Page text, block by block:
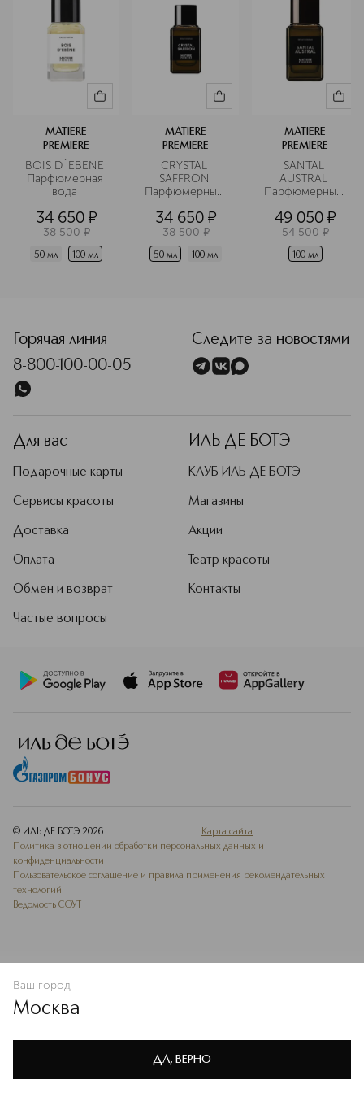
Политике конфиденциальности
MATIERE
PREMIERE
BOIS D`EBENE
Парфюмерная
34 650 ¤
38 500 ¤
50 мл 100 мл
MATIERE
PREMIERE
CRYSTAL
SAFFRON
Парфюмерный
34 650 ¤
38 500 ¤
50 мл 100 мл
MATIERE
PREMIERE
SANTAL
AUSTRAL
Парфюмерный
49 050 ¤
54 500 ¤
100 мл
В КОРЗИНУ
Горячая линия
8-800-100-00-05
Следите за новостями
Для вас
Подарочные карты
Сервисы красоты
Доставка
Оплата
Обмен и возврат
Частые вопросы
ИЛЬ ДЕ БОТЭ
КЛУБ ИЛЬ ДЕ БОТЭ
Магазины
Акции
Театр красоты
Контакты
© ИЛЬ ДЕ БОТЭ 2026
Карта сайта
Политика в отношении обработки персональных данных и
конфиденциальности
Пользовательское соглашение и правила применения рекомендательных
технологий
Ведомость СОУТ
Ваш город
Москва
ДА, ВЕРНО